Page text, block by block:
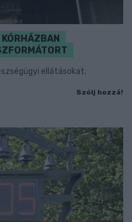
ellátásokat.
Szólj hozzá!